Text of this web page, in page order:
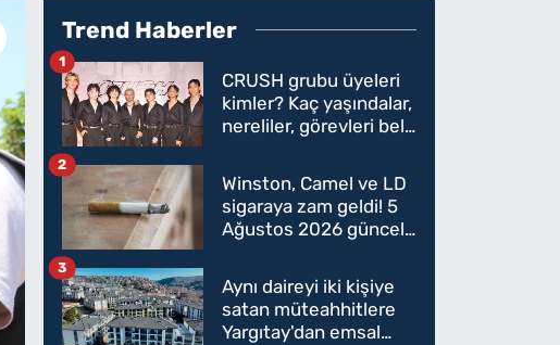
Trend Haberler
CRUSH grubu üyeleri
kimler? Kaç yaşındalar,
nereliler, görevleri belli
1
Winston, Camel ve LD
sigaraya zam geldi! 5
Ağustos 2026 güncel
oldu
2
Aynı daireyi iki kişiye
satan müteahhitlere
Yargıtay'dan emsal
3